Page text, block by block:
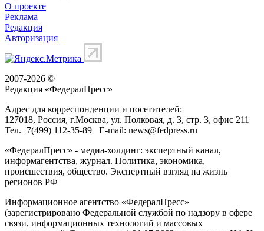
О проекте
Реклама
Редакция
Авторизация
2007-2026 ©
Редакция «ФедералПресс»
Адрес для корреспонденции и посетителей:
127018, Россия, г.Москва, ул. Полковая, д. 3, стр. 3, офис 211
Тел.+7(499) 112-35-89 E-mail: news@fedpress.ru
«ФедералПресс» - медиа-холдинг: экспертный канал,
информагентства, журнал. Политика, экономика,
происшествия, общество. Экспертный взгляд на жизнь
регионов РФ
Информационное агентство «ФедералПресс»
(зарегистрировано Федеральной службой по надзору в сфере
связи, информационных технологий и массовых